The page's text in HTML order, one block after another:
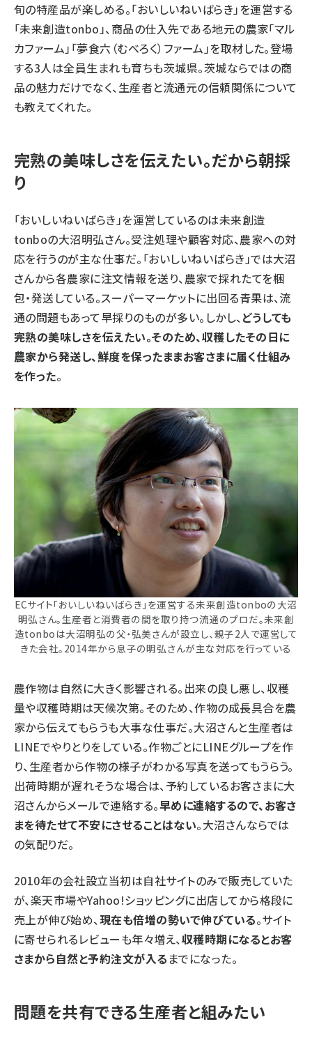
旬の特産品が楽しめる。「おいしいねいばらき」を運営する
「未来創造tonbo」、商品の仕入先である地元の農家「マル
カファーム」「夢食六（むべろく）ファーム」を取材した。登場
する3人は全員生まれも育ちも茨城県。茨城ならではの商
品の魅力だけでなく、生産者と流通元の信頼関係について
も教えてくれた。
完熟の美味しさを伝えたい。だから朝採
り
「おいしいねいばらき」を運営しているのは未来創造
tonboの大沼明弘さん。受注処理や顧客対応、農家への対
応を行うのが主な仕事だ。「おいしいねいばらき」では大沼
さんから各農家に注文情報を送り、農家で採れたてを梱
包・発送している。スーパーマーケットに出回る青果は、流
通の問題もあって早採りのものが多い。しかし、どうしても
完熟の美味しさを伝えたい。そのため、収穫したその日に
農家から発送し、鮮度を保ったままお客さまに届く仕組み
を作った。
ECサイト「おいしいねいばらき」を運営する未来創造tonboの大沼
明弘さん。生産者と消費者の間を取り持つ流通のプロだ。未来創
造tonboは大沼明弘の父・弘美さんが設立し、親子2人で運営して
きた会社。2014年から息子の明弘さんが主な対応を行っている
農作物は自然に大きく影響される。出来の良し悪し、収穫
量や収穫時期は天候次第。そのため、作物の成長具合を農
家から伝えてもらうも大事な仕事だ。大沼さんと生産者は
LINEでやりとりをしている。作物ごとにLINEグループを作
り、生産者から作物の様子がわかる写真を送ってもうらう。
出荷時期が遅れそうな場合は、予約しているお客さまに大
沼さんからメールで連絡する。早めに連絡するので、お客さ
まを待たせて不安にさせることはない。大沼さんならでは
の気配りだ。
2010年の会社設立当初は自社サイトのみで販売していた
が、楽天市場やYahoo!ショッピングに出店してから格段に
売上が伸び始め、現在も倍増の勢いで伸びている。サイト
に寄せられるレビューも年々増え、収穫時期になるとお客
さまから自然と予約注文が入る までになった。
問題を共有できる生産者と組みたい